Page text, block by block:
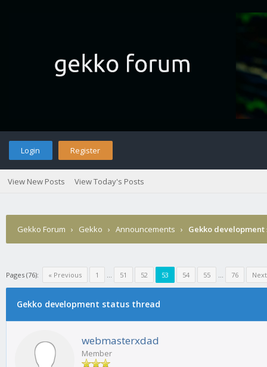
Login Register
View New Posts View Today's Posts
Gekko Forum › Gekko › Announcements › Gekko
Pages (76): « Previous 1 ... 51 52 53 54 55 ... 76
Gekko development status thread
webmasterxdad
Member